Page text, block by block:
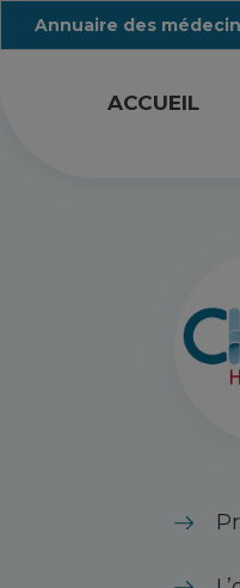
Annuaire des
ACCUEIL